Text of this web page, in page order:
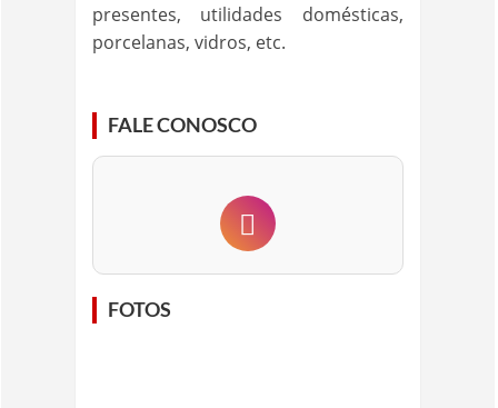
presentes, utilidades domésticas,
porcelanas, vidros, etc.
FALE CONOSCO
FOTOS